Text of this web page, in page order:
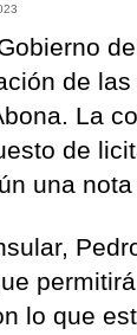
de
La
de
una
lo que